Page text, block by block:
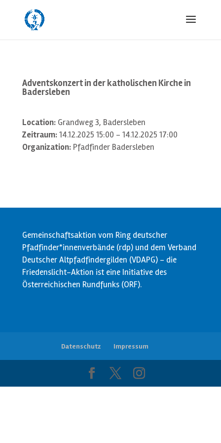
Adventskonzert in der katholischen Kirche in
Badersleben
Location:Grandweg 3, Badersleben
Zeitraum:14.12.2025 15:00 - 14.12.2025 17:00
Organization:Pfadfinder Badersleben
Gemeinschaftsaktion vom Ring deutscher
Pfadfinder*innenverbände (rdp) und dem Verband
Deutscher Altpfadfindergilden (VDAPG) - die
Friedenslicht-Aktion ist eine Initiative des
Österreichischen Rundfunks (ORF).
Datenschutz Impressum